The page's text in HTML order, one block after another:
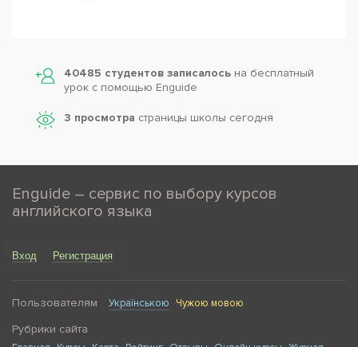
40485 студентов записалось на бесплатный
урок с помощью Enguide
3 просмотра страницы школы сегодня
Enguide – сервис по выбору курсов
английского языка
Вход Регистрация
Пользователям Українською Чужою мовою
Рубрики сайта